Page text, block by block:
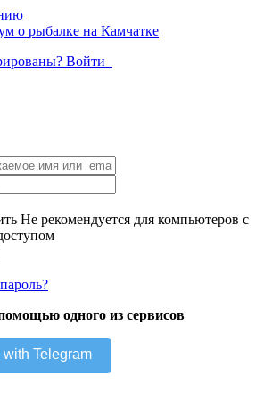
Войти
Не рекомендуется для компьютеров с
одного из сервисов